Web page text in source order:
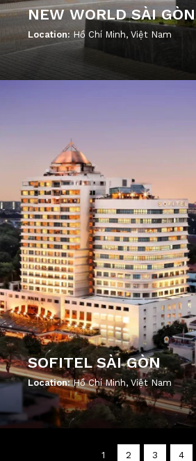
NEW WORLD SÀI GÒN
Location: Hồ Chí Minh, Việt Nam
SOFITEL SÀI GÒN
Location:Hồ Chí Minh, Việt Nam
1 2 3 4